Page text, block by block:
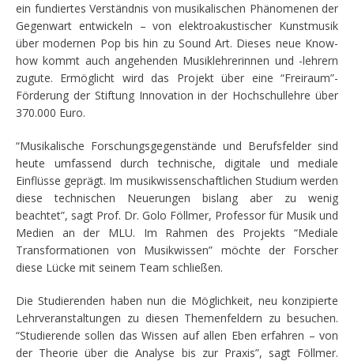
ein fundiertes Verständnis von musikalischen Phänomenen der
Gegenwart entwickeln – von elektroakustischer Kunstmusik
über modernen Pop bis hin zu Sound Art. Dieses neue Know-
how kommt auch angehenden Musiklehrerinnen und -lehrern
zugute. Ermöglicht wird das Projekt über eine “Freiraum”-
Förderung der Stiftung Innovation in der Hochschullehre über
370.000 Euro.
“Musikalische Forschungsgegenstände und Berufsfelder sind
heute umfassend durch technische, digitale und mediale
Einflüsse geprägt. Im musikwissenschaftlichen Studium werden
diese technischen Neuerungen bislang aber zu wenig
beachtet”, sagt Prof. Dr. Golo Föllmer, Professor für Musik und
Medien an der MLU. Im Rahmen des Projekts “Mediale
Transformationen von Musikwissen” möchte der Forscher
diese Lücke mit seinem Team schließen.
Die Studierenden haben nun die Möglichkeit, neu konzipierte
Lehrveranstaltungen zu diesen Themenfeldern zu besuchen.
“Studierende sollen das Wissen auf allen Eben erfahren – von
der Theorie über die Analyse bis zur Praxis”, sagt Föllmer.